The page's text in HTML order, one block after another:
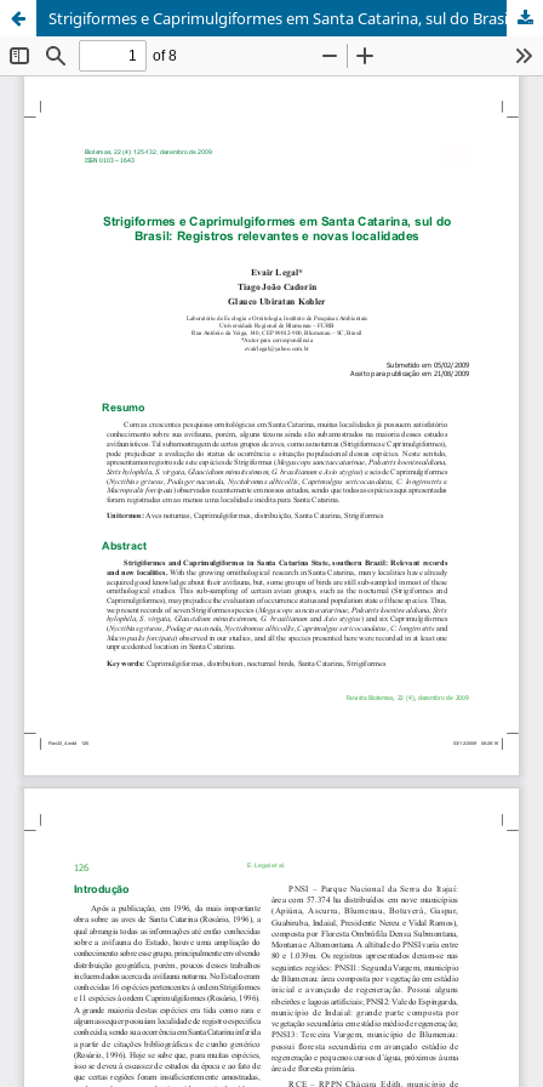
Strigiformes e Caprimulgiformes em Santa Catarina, sul do Brasil: Registros relevantes e novas localidades